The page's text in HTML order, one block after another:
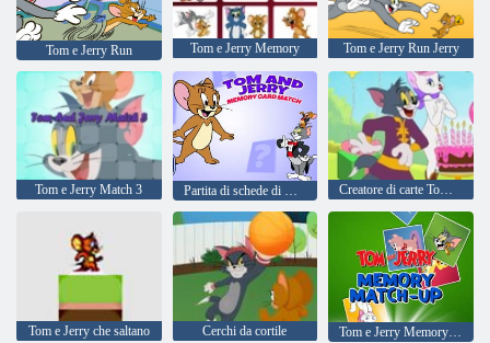
Tom e Jerry Run Tom e Jerry Memory Tom e Jerry Run Jerry
Tom e Jerry Match 3 Partita di schede di memoria Tom e Jerry Creatore di carte Tom e Jerry
Tom e Jerry che saltano Cerchi da cortile Tom e Jerry Memory Match Up